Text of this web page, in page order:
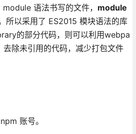
语法书写的文件， module
所以采用了 ES2015 模块语法的库
的部分代码，则可以利用webpa
除未引用的代码，减少打包文件
账号。